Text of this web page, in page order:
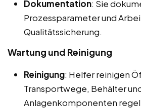
Dokumentation: Sie
Prozessparameter und
Qualitätssicherung.
Wartung und Reinigung
Reinigung: Helfer reinigen
Transportwege, Behälter
Anlagenkomponenten